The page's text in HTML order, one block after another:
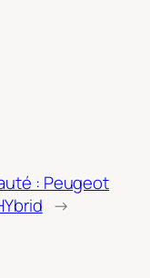
: Peugeot
→